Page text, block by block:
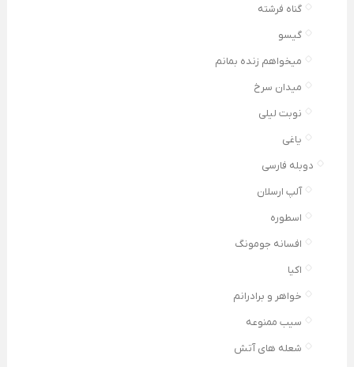
گناه فرشته
گیسو
میخواهم زنده بمانم
میدان سرخ
نوبت لیلی
یاغی
دوبله فارسی
آلپ ارسلان
اسطوره
افسانه جومونگ
اکیا
خواهر و برادرانم
سیب ممنوعه
شعله های آتش